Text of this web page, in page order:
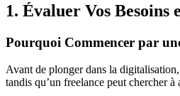
1. Évaluer Vos
Pourquoi Commencer par
Avant de plonger dans la
tandis qu’un freelance peut chercher